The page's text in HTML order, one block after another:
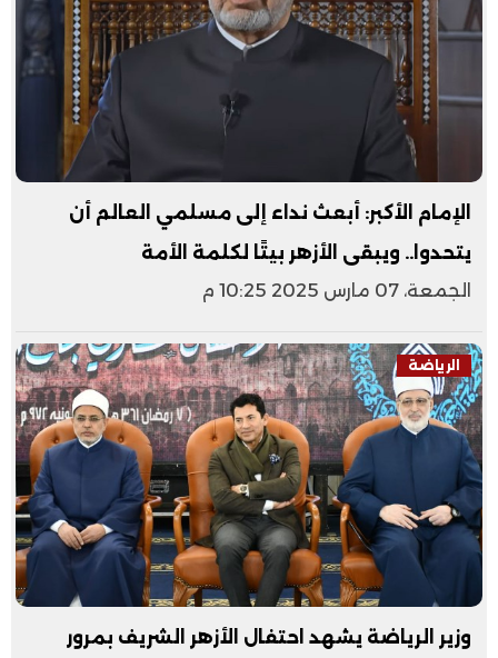
الإمام الأكبر: أبعث نداء إلى مسلمي العالم أن
يتحدوا.. ويبقى الأزهر بيتًا لكلمة الأمة
الجمعة، 07 مارس 2025 10:25 م
الرياضة
وزير الرياضة يشهد احتفال الأزهر الشريف بمرور